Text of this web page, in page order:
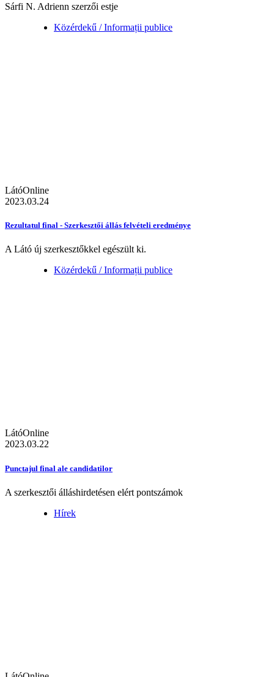
Sárfi N. Adrienn szerzői estje
Közérdekű / Informații publice
LátóOnline
2023.03.24
Rezultatul final - Szerkesztői állás felvételi eredménye
A Látó új szerkesztőkkel egészült ki.
Közérdekű / Informații publice
LátóOnline
2023.03.22
Punctajul final ale candidatilor
A szerkesztői álláshirdetésen elért pontszámok
Hírek